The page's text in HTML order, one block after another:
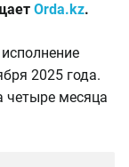
Orda.kz.
2025 года.
четыре месяца